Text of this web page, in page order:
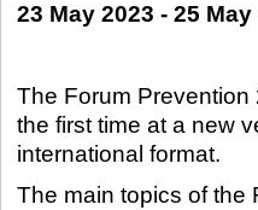
23 May 2023 - 25
The Forum
the first time at a new
international format.
The main topics of the